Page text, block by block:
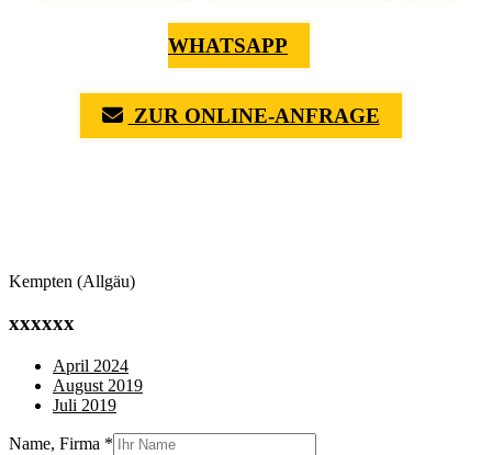
WHATSAPP
ZUR ONLINE-ANFRAGE
Kempten (Allgäu)
xxxxxx
April 2024
August 2019
Juli 2019
Name, Firma *